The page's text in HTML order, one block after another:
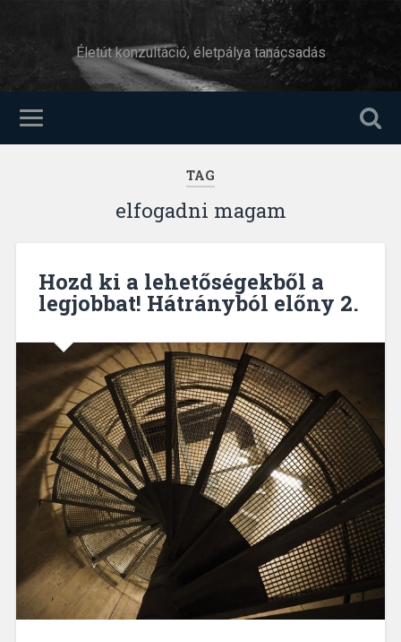
Életút konzultáció, életpálya tanácsadás
TAG
elfogadni magam
Hozd ki a lehetőségekből a
legjobbat! Hátrányból előny 2.